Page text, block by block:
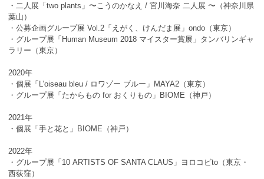
・二人展「two plants」〜こうのかなえ / 宮川海奈 二人展 〜（神奈川県
葉山）
・公募企画グループ展 Vol.2「えがく、けんだま展」ondo（東京）
・グループ展「Human Museum 2018 マイスター賞展」タンバリンギャ
ラリー（東京）
2020年
・個展「L’oiseau bleu / ロワゾー ブルー」MAYA2（東京）
・グループ展「たからもの for おくりもの」BIOME（神戸）
2021年
・個展「手と花と」BIOME（神戸）
2022年
・グループ展「10 ARTISTS OF SANTA CLAUS」ヨロコビto（東京・
西荻窪）